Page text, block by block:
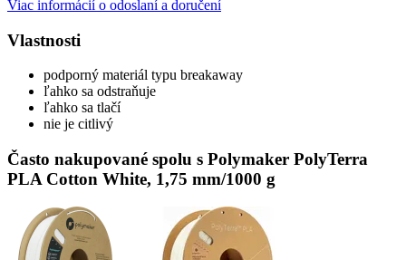
Viac informácií o odoslaní a doručení
Vlastnosti
podporný materiál typu breakaway
ľahko sa odstraňuje
ľahko sa tlačí
nie je citlivý
Často nakupované spolu s Polymaker PolyTerra
PLA Cotton White, 1,75 mm/1000 g